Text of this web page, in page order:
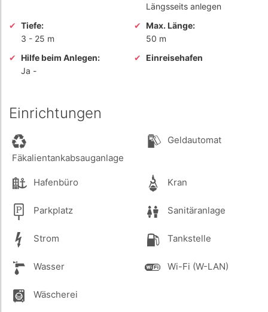
Längsseits anlegen
Tiefe:
3 - 25 m
Max. Länge:
50 m
Hilfe beim Anlegen:
Ja -
Einreisehafen
Einrichtungen
Fäkalientankabsauganlage
Geldautomat
Hafenbüro Kran
Parkplatz Sanitäranlage
Strom Tankstelle
Wasser Wi-Fi (W-LAN)
Wäscherei